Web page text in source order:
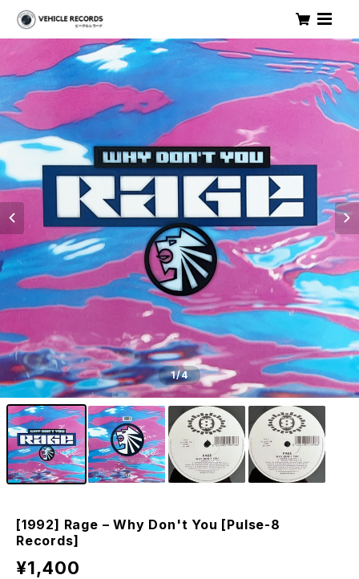
1/4
[1992] Rage – Why Don't You [Pulse-8
Records]
¥1,400